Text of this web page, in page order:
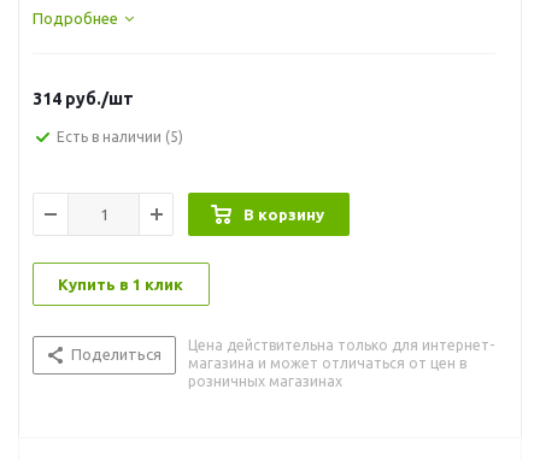
Подробнее
314 руб./шт
Есть в наличии (5)
В корзину
Купить в 1 клик
Поделиться
Цена действительна только для интернет-
магазина и может отличаться от цен в
розничных магазинах